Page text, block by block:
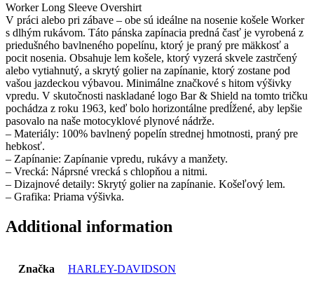
Worker Long Sleeve Overshirt
V práci alebo pri zábave – obe sú ideálne na nosenie košele Worker
s dlhým rukávom. Táto pánska zapínacia predná časť je vyrobená z
priedušného bavlneného popelínu, ktorý je praný pre mäkkosť a
pocit nosenia. Obsahuje lem košele, ktorý vyzerá skvele zastrčený
alebo vytiahnutý, a skrytý golier na zapínanie, ktorý zostane pod
vašou jazdeckou výbavou. Minimálne značkové s hitom výšivky
vpredu. V skutočnosti naskladané logo Bar & Shield na tomto tričku
pochádza z roku 1963, keď bolo horizontálne predĺžené, aby lepšie
pasovalo na naše motocyklové plynové nádrže.
– Materiály: 100% bavlnený popelín strednej hmotnosti, praný pre
hebkosť.
– Zapínanie: Zapínanie vpredu, rukávy a manžety.
– Vrecká: Náprsné vrecká s chlopňou a nitmi.
– Dizajnové detaily: Skrytý golier na zapínanie. Košeľový lem.
– Grafika: Priama výšivka.
Additional information
Značka HARLEY-DAVIDSON